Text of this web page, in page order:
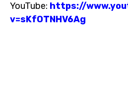
YouTube: https://
v=sKfOTNHV6Ag